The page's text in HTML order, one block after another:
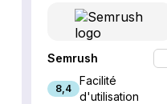
Semrush
8,4
Facilité
d'utilisation